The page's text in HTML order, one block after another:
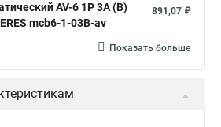
AV-6 1P 3A (B)
mcb6-1-03B-av
891,07 ₽
Показать больше